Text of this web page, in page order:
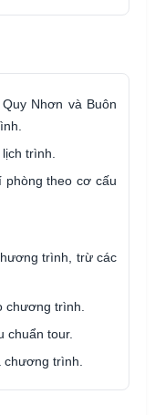
Nhơn và Buôn
trình.
phòng theo cơ cấu
trình, trừ các
chương trình.
chuẩn tour.
chương trình.